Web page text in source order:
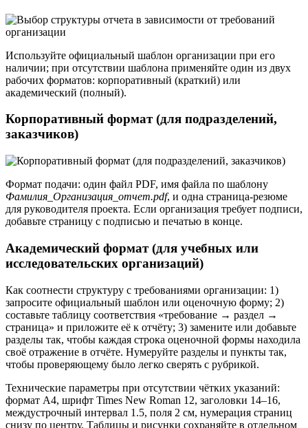
Используйте официальный шаблон организации при его
наличии; при отсутствии шаблона применяйте один из двух
рабочих форматов: корпоративный (краткий) или
академический (полный).
Корпоративный формат (для подразделений,
заказчиков)
Формат подачи: один файл PDF, имя файла по шаблону
Фамилия_Организация_отчет.pdf, и одна страница-резюме
для руководителя проекта. Если организация требует подписи,
добавьте страницу с подписью и печатью в конце.
Академический формат (для учебных или
исследовательских организаций)
Как соотнести структуру с требованиями организации: 1)
запросите официальный шаблон или оценочную форму; 2)
составьте таблицу соответствия «требование → раздел →
страница» и приложите её к отчёту; 3) замените или добавьте
разделы так, чтобы каждая строка оценочной формы находила
своё отражение в отчёте. Нумеруйте разделы и пункты так,
чтобы проверяющему было легко сверять с рубрикой.
Технические параметры при отсутствии чётких указаний:
формат A4, шрифт Times New Roman 12, заголовки 14–16,
междустрочный интервал 1.5, поля 2 см, нумерация страниц
снизу по центру. Таблицы и рисунки сохраняйте в отдельном